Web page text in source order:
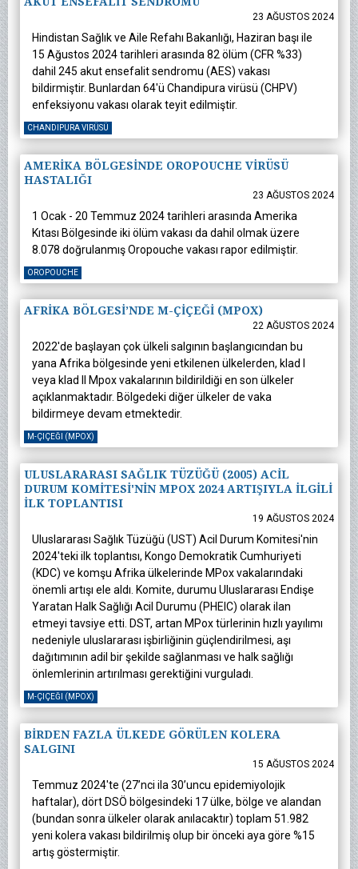
23 AĞUSTOS 2024
Hindistan Sağlık ve Aile Refahı Bakanlığı, Haziran başı ile
15 Ağustos 2024 tarihleri arasında 82 ölüm (CFR %33)
dahil 245 akut ensefalit sendromu (AES) vakası
bildirmiştir. Bunlardan 64'ü Chandipura virüsü (CHPV)
enfeksiyonu vakası olarak teyit edilmiştir.
CHANDIPURA VIRÜSÜ
AMERİKA BÖLGESİNDE OROPOUCHE VİRÜSÜ
HASTALIĞI
23 AĞUSTOS 2024
1 Ocak - 20 Temmuz 2024 tarihleri arasında Amerika
Kıtası Bölgesinde iki ölüm vakası da dahil olmak üzere
8.078 doğrulanmış Oropouche vakası rapor edilmiştir.
OROPOUCHE
AFRİKA BÖLGESİ’NDE M-ÇİÇEĞİ (MPOX)
22 AĞUSTOS 2024
2022'de başlayan çok ülkeli salgının başlangıcından bu
yana Afrika bölgesinde yeni etkilenen ülkelerden, klad I
veya klad II Mpox vakalarının bildirildiği en son ülkeler
açıklanmaktadır. Bölgedeki diğer ülkeler de vaka
bildirmeye devam etmektedir.
M-ÇIÇEĞI (MPOX)
ULUSLARARASI SAĞLIK TÜZÜĞÜ (2005) ACİL
DURUM KOMİTESİ'NİN MPOX 2024 ARTIŞIYLA İLGİLİ
İLK TOPLANTISI
19 AĞUSTOS 2024
Uluslararası Sağlık Tüzüğü (UST) Acil Durum Komitesi'nin
2024'teki ilk toplantısı, Kongo Demokratik Cumhuriyeti
(KDC) ve komşu Afrika ülkelerinde MPox vakalarındaki
önemli artışı ele aldı. Komite, durumu Uluslararası Endişe
Yaratan Halk Sağlığı Acil Durumu (PHEIC) olarak ilan
etmeyi tavsiye etti. DST, artan MPox türlerinin hızlı yayılımı
nedeniyle uluslararası işbirliğinin güçlendirilmesi, aşı
dağıtımının adil bir şekilde sağlanması ve halk sağlığı
önlemlerinin artırılması gerektiğini vurguladı.
M-ÇIÇEĞI (MPOX)
BİRDEN FAZLA ÜLKEDE GÖRÜLEN KOLERA
SALGINI
15 AĞUSTOS 2024
Temmuz 2024'te (27’nci ila 30’uncu epidemiyolojik
haftalar), dört DSÖ bölgesindeki 17 ülke, bölge ve alandan
(bundan sonra ülkeler olarak anılacaktır) toplam 51.982
yeni kolera vakası bildirilmiş olup bir önceki aya göre %15
artış göstermiştir.